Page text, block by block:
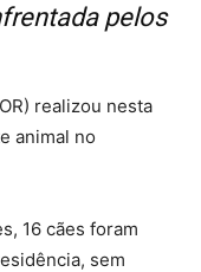
pelos
realizou nesta
animal no
16 cães foram
sem